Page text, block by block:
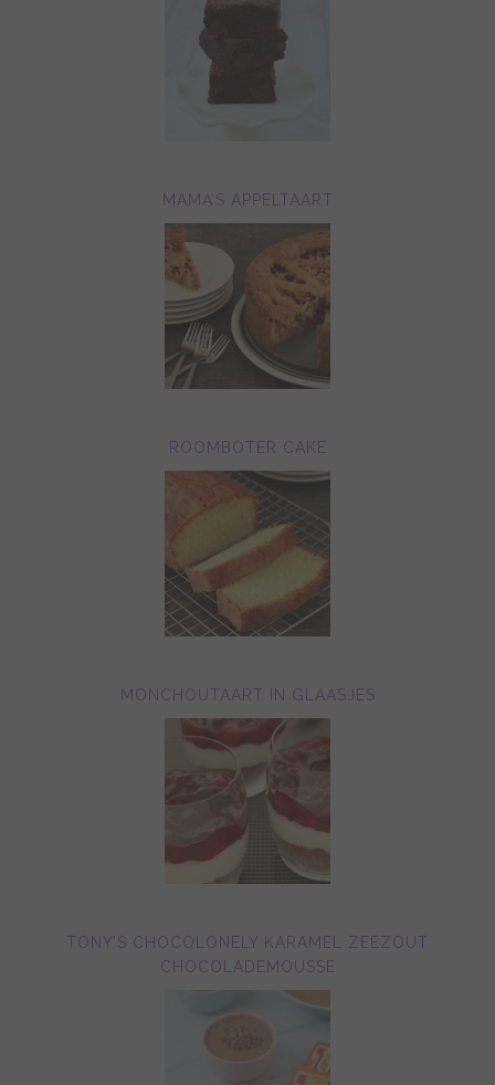
MAMA’S APPELTAART
ROOMBOTER CAKE
MONCHOUTAART IN GLAASJES
TONY’S CHOCOLONELY KARAMEL ZEEZOUT
CHOCOLADEMOUSSE